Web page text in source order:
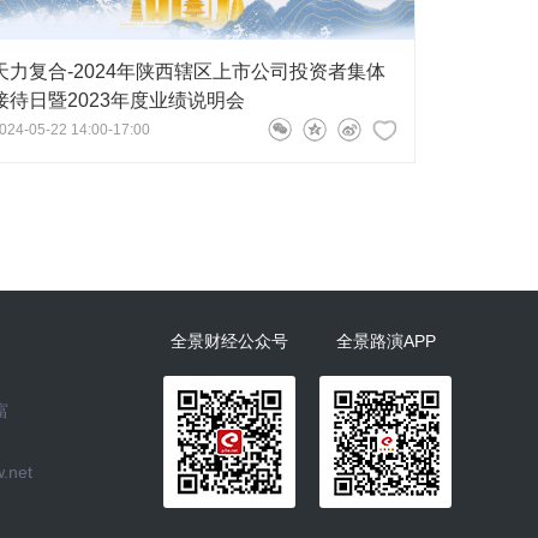
力复合-2024年陕西辖区上市公司投资者集体
待日暨2023年度业绩说明会
05-22 14:00-17:00
全景路演APP
全景财经公众号